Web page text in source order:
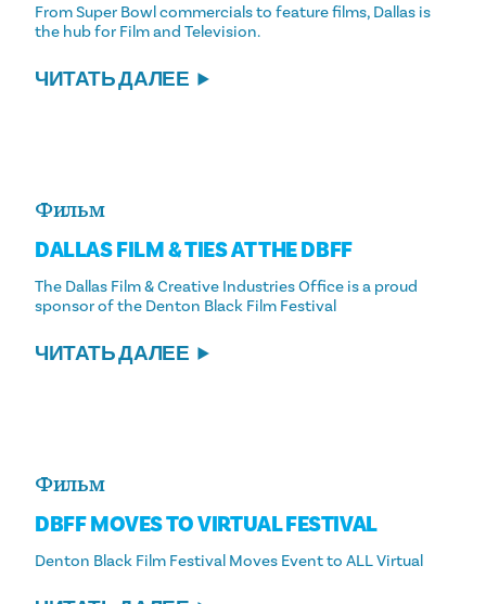
From Super Bowl commercials to feature films, Dallas is
the hub for Film and Television.
ЧИТАТЬ ДАЛЕЕ
Фильм
DALLAS FILM & TIES AT THE DBFF
The Dallas Film & Creative Industries Office is a proud
sponsor of the Denton Black Film Festival
ЧИТАТЬ ДАЛЕЕ
Фильм
DBFF MOVES TO VIRTUAL FESTIVAL
Denton Black Film Festival Moves Event to ALL Virtual